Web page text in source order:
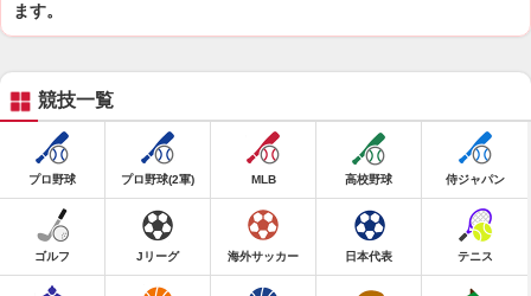
ます。
競技一覧
プロ野球 プロ野球(2軍) MLB 高校野球 侍ジャパン
ゴルフ Jリーグ 海外サッカー 日本代表 テニス